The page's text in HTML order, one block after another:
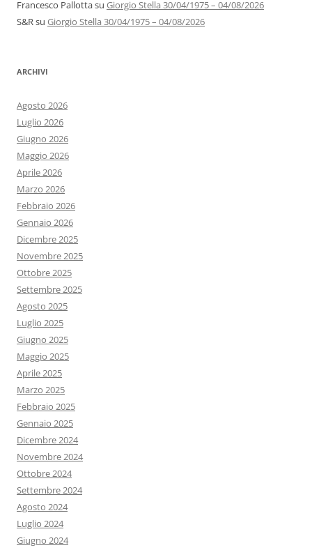
Francesco Pallottasu Giorgio Stella 30/04/1975 – 04/08/2026
S&Rsu Giorgio Stella 30/04/1975 – 04/08/2026
ARCHIVI
Agosto 2026
Luglio 2026
Giugno 2026
Maggio 2026
Aprile 2026
Marzo 2026
Febbraio 2026
Gennaio 2026
Dicembre 2025
Novembre 2025
Ottobre 2025
Settembre 2025
Agosto 2025
Luglio 2025
Giugno 2025
Maggio 2025
Aprile 2025
Marzo 2025
Febbraio 2025
Gennaio 2025
Dicembre 2024
Novembre 2024
Ottobre 2024
Settembre 2024
Agosto 2024
Luglio 2024
Giugno 2024